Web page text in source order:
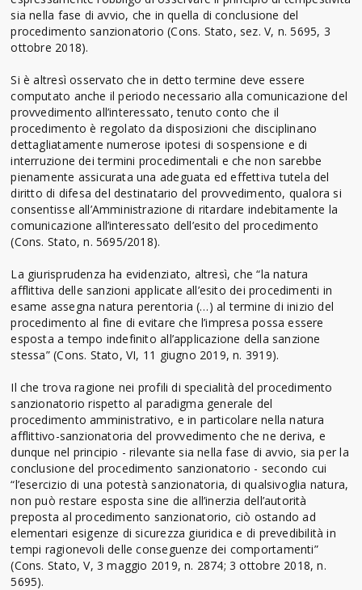
sia nella fase di avvio, che in quella di conclusione del
procedimento sanzionatorio (Cons. Stato, sez. V, n. 5695, 3
ottobre 2018).
Si è altresì osservato che in detto termine deve essere
computato anche il periodo necessario alla comunicazione del
provvedimento all’interessato, tenuto conto che il
procedimento è regolato da disposizioni che disciplinano
dettagliatamente numerose ipotesi di sospensione e di
interruzione dei termini procedimentali e che non sarebbe
pienamente assicurata una adeguata ed effettiva tutela del
diritto di difesa del destinatario del provvedimento, qualora si
consentisse all’Amministrazione di ritardare indebitamente la
comunicazione all’interessato dell’esito del procedimento
(Cons. Stato, n. 5695/2018).
La giurisprudenza ha evidenziato, altresì, che “la natura
afflittiva delle sanzioni applicate all’esito dei procedimenti in
esame assegna natura perentoria (…) al termine di inizio del
procedimento al fine di evitare che l’impresa possa essere
esposta a tempo indefinito all’applicazione della sanzione
stessa” (Cons. Stato, VI, 11 giugno 2019, n. 3919).
Il che trova ragione nei profili di specialità del procedimento
sanzionatorio rispetto al paradigma generale del
procedimento amministrativo, e in particolare nella natura
afflittivo-sanzionatoria del provvedimento che ne deriva, e
dunque nel principio - rilevante sia nella fase di avvio, sia per la
conclusione del procedimento sanzionatorio - secondo cui
“l’esercizio di una potestà sanzionatoria, di qualsivoglia natura,
non può restare esposta sine die all’inerzia dell’autorità
preposta al procedimento sanzionatorio, ciò ostando ad
elementari esigenze di sicurezza giuridica e di prevedibilità in
tempi ragionevoli delle conseguenze dei comportamenti”
(Cons. Stato, V, 3 maggio 2019, n. 2874; 3 ottobre 2018, n.
5695).